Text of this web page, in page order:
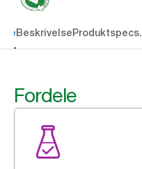
BeskrivelseProduktspecs.
Fordele